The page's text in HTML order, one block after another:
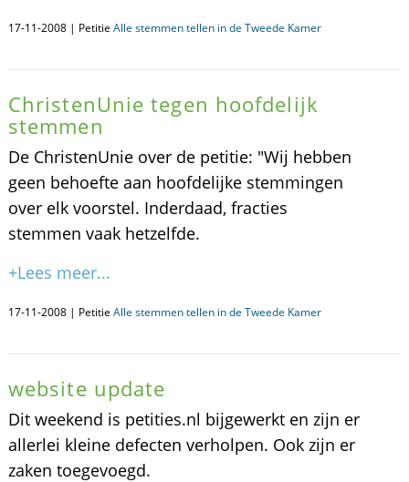
17-11-2008 | Petitie Alle stemmen tellen in de Tweede Kamer
ChristenUnie tegen hoofdelijk
stemmen
De ChristenUnie over de petitie: "Wij hebben
geen behoefte aan hoofdelijke stemmingen
over elk voorstel. Inderdaad, fracties
stemmen vaak hetzelfde.
+Lees meer...
17-11-2008 | Petitie Alle stemmen tellen in de Tweede Kamer
website update
Dit weekend is petities.nl bijgewerkt en zijn er
allerlei kleine defecten verholpen. Ook zijn er
zaken toegevoegd.